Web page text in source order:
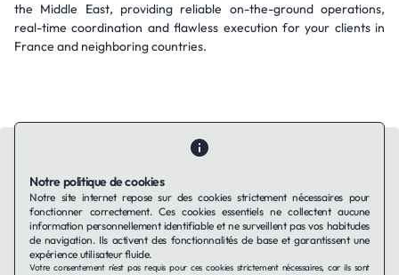
the Middle East, providing reliable on-the-ground operations,
real-time coordination and flawless execution for your clients in
France and neighboring countries.
Contactez-nousQui sommes-nous ?Ils utilisent Taffin.tech
Politique de confidentialitéConditions générales
Politique de cookies
Notre politique de cookies
Notre site internet repose sur des cookies strictement nécessaires pour
fonctionner correctement. Ces cookies essentiels ne collectent aucune
information personnellement identifiable et ne surveillent pas vos habitudes
de navigation. Ils activent des fonctionnalités de base et garantissent une
expérience utilisateur fluide.
Votre consentement n'est pas requis pour ces cookies strictement nécessaires, car ils sont